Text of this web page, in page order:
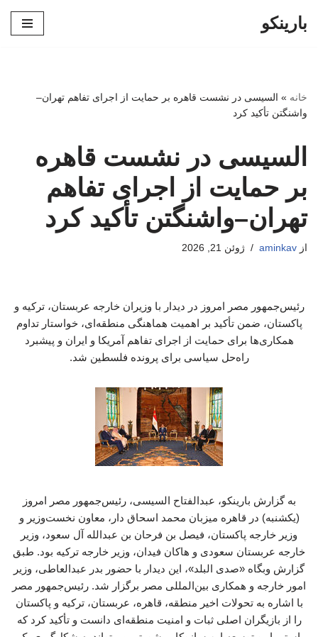
بارینکو
خانه » السیسی در نشست قاهره بر حمایت از اجرای تفاهم تهران–
واشنگتن تأکید کرد
السیسی در نشست قاهره
بر حمایت از اجرای تفاهم
تهران–واشنگتن تأکید کرد
از aminkav ژوئن 21, 2026
رئیس‌جمهور مصر امروز در دیدار با وزیران خارجه عربستان، ترکیه و
پاکستان، ضمن تأکید بر اهمیت هماهنگی منطقه‌ای، خواستار تداوم
همکاری‌ها برای حمایت از اجرای تفاهم آمریکا و ایران و پیشبرد
راه‌حل سیاسی برای پرونده فلسطین شد.
به گزارش بارینکو، عبدالفتاح السیسی، رئیس‌جمهور مصر امروز
(یکشنبه) در قاهره میزبان محمد اسحاق دار، معاون نخست‌وزیر و
وزیر خارجه پاکستان، فیصل بن فرحان بن عبدالله آل سعود، وزیر
خارجه عربستان سعودی و هاکان فیدان، وزیر خارجه ترکیه بود. طبق
گزارش وبگاه «صدی البلد»، این دیدار با حضور بدر عبدالعاطی، وزیر
امور خارجه و همکاری بین‌المللی مصر برگزار شد. رئیس‌جمهور مصر
با اشاره به تحولات اخیر منطقه، قاهره، عربستان، ترکیه و پاکستان
را از بازیگران اصلی ثبات و امنیت منطقه‌ای دانست و تأکید کرد که